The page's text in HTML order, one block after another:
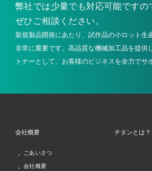
弊社では少量でも対応可能ですの
ぜひご相談ください。
新規製品開発にあたり、試作品の小ロット生
非常に重要です。高品質な機械加工品を提供
トナーとして、お客様のビジネスを全力でサ
会社概要
ごあいさつ
会社概要
チタンとは？